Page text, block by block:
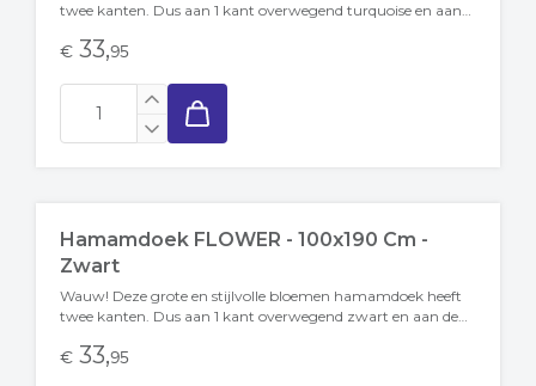
twee kanten. Dus aan 1 kant overwegend turquoise en aan
€ 33,95
Hamamdoek FLOWER - 100x190 Cm -
Zwart
Wauw! Deze grote en stijlvolle bloemen hamamdoek heeft
twee kanten. Dus aan 1 kant overwegend zwart en aan de
€ 33,95